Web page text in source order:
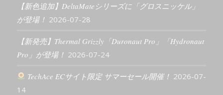
【新色追加】DeltaMateシリーズに「グロスニッケル」
が登場！ 2026-07-28
【新発売】Thermal Grizzly「Duronaut Pro」「Hydronaut
Pro」が登場！ 2026-07-24
TechAce ECサイト限定 サマーセール開催！ 2026-07-
14